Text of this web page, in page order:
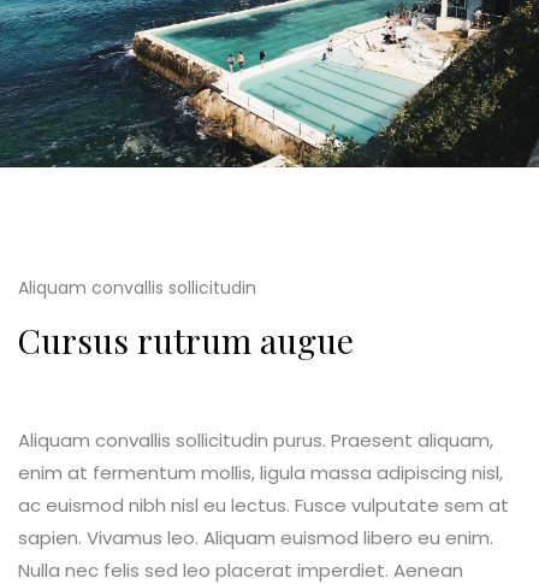
Aliquam convallis sollicitudin
Cursus rutrum augue
Aliquam convallis sollicitudin purus. Praesent aliquam,
enim at fermentum mollis, ligula massa adipiscing nisl,
ac euismod nibh nisl eu lectus. Fusce vulputate sem at
sapien. Vivamus leo. Aliquam euismod libero eu enim.
Nulla nec felis sed leo placerat imperdiet. Aenean